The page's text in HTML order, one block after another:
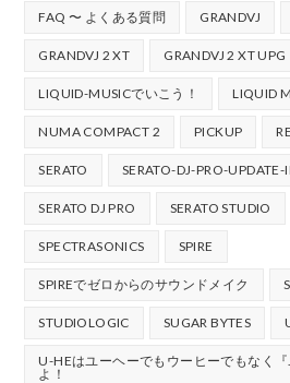
FAQ 〜 よくある質問 GRANDVJ
GRANDVJ 2 XT GRANDVJ 2 XT UPG
LIQUID-MUSICでいこう！ LIQUID
NUMA COMPACT 2 PICKUP
SERATO SERATO-DJ-PRO-UPDATE-
SERATO DJ PRO SERATO STUDIO
SPECTRASONICS SPIRE
SPIREでゼロからのサウンドメイク
STUDIOLOGIC SUGAR BYTES
U-HEはユーヘーでもウーヒーでもなく
よ！